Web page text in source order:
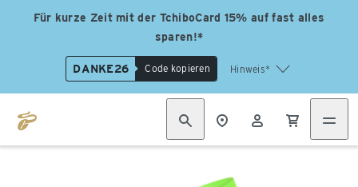
Für kurze Zeit mit der TchiboCard 15% auf fast alles
sparen!*
DANKE26 Code kopieren Hinweis*